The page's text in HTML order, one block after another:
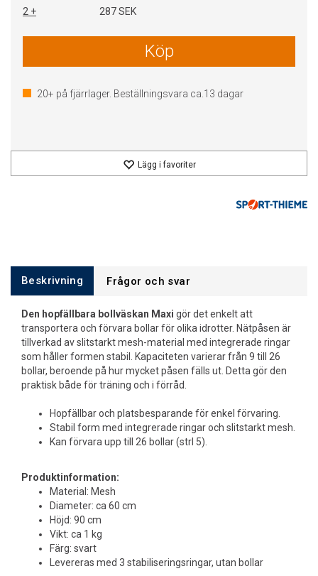
2 +
287 SEK
Köp
20+ på fjärrlager. Beställningsvara ca. 13 dagar
Lägg i favoriter
Beskrivning Frågor och svar
Den hopfällbara bollväskan Maxi gör det enkelt att
transportera och förvara bollar för olika idrotter. Nätpåsen är
tillverkad av slitstarkt mesh-material med integrerade ringar
som håller formen stabil. Kapaciteten varierar från 9 till 26
bollar, beroende på hur mycket påsen fälls ut. Detta gör den
praktisk både för träning och i förråd.
Hopfällbar och platsbesparande för enkel förvaring.
Stabil form med integrerade ringar och slitstarkt mesh.
Kan förvara upp till 26 bollar (strl 5).
Produktinformation:
Material: Mesh
Diameter: ca 60 cm
Höjd: 90 cm
Vikt: ca 1 kg
Färg: svart
Levereras med 3 stabiliseringsringar, utan bollar